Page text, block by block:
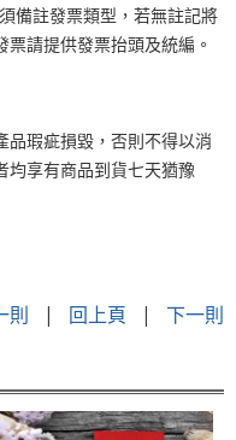
備註發票類型，若無註記將
請提供發票抬頭及統編。
品瑕疵損毀，否則不得以消
均享有商品到貨七天猶豫
則 | 回上頁 | 下一則